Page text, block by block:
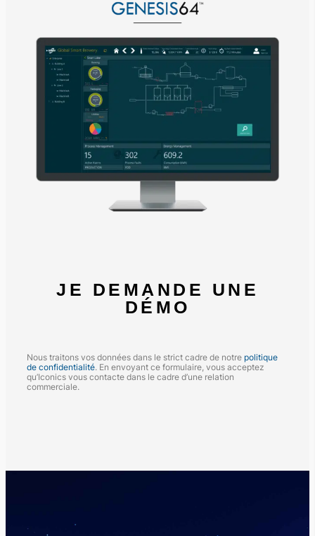
JE DEMANDE UNE
DÉMO
Nous traitons vos données dans le strict cadre de notre politique
de confidentialité. En envoyant ce formulaire, vous acceptez
qu’Iconics vous contacte dans le cadre d’une relation
commerciale.